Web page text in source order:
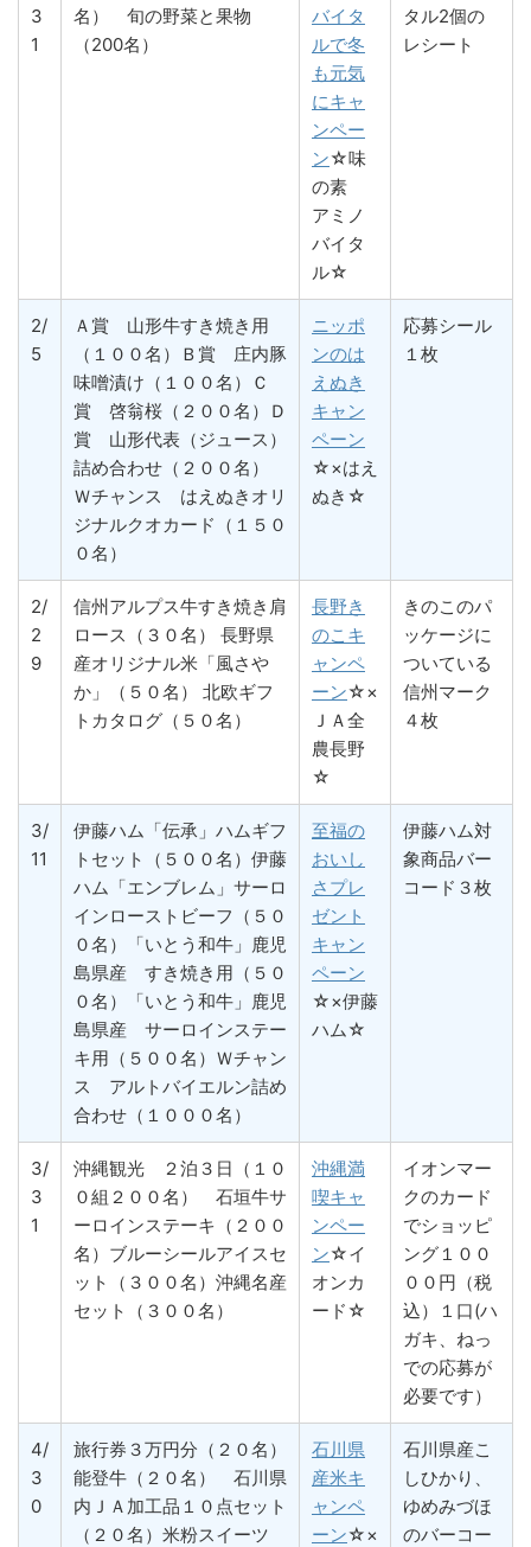
3
1
名） 旬の野菜と果物
（200名）
バイタ
ルで冬
も元気
にキャ
ンペー
ン☆味
の素
アミノ
バイタ
ル☆
タル2個の
レシート
2/
5
Ａ賞 山形牛すき焼き用
（１００名）Ｂ賞 庄内豚
味噌漬け（１００名）Ｃ
賞 啓翁桜（２００名）Ｄ
賞 山形代表（ジュース）
詰め合わせ（２００名）
Ｗチャンス はえぬきオリ
ジナルクオカード（１５０
０名）
ニッポ
ンのは
えぬき
キャン
ペーン
☆×はえ
ぬき☆
応募シール
１枚
2/
2
9
信州アルプス牛すき焼き肩
ロース（３０名） 長野県
産オリジナル米「風さや
か」（５０名） 北欧ギフ
トカタログ（５０名）
長野き
のこキ
ャンペ
ーン☆×
ＪＡ全
農長野
☆
きのこのパ
ッケージに
ついている
信州マーク
４枚
3/
11
伊藤ハム「伝承」ハムギフ
トセット（５００名）伊藤
ハム「エンブレム」サーロ
インローストビーフ（５０
０名）「いとう和牛」鹿児
島県産 すき焼き用（５０
０名）「いとう和牛」鹿児
島県産 サーロインステー
キ用（５００名）Ｗチャン
ス アルトバイエルン詰め
合わせ（１０００名）
至福の
おいし
さプレ
ゼント
キャン
ペーン
☆×伊藤
ハム☆
伊藤ハム対
象商品バー
コード３枚
3/
3
1
沖縄観光 ２泊３日（１０
０組２００名） 石垣牛サ
ーロインステーキ（２００
名）ブルーシールアイスセ
ット（３００名）沖縄名産
セット（３００名）
沖縄満
喫キャ
ンペー
ン☆イ
オンカ
ード☆
イオンマー
クのカード
でショッピ
ング１００
００円（税
込）１口(ハ
ガキ、ねっ
での応募が
必要です）
4/
3
0
旅行券３万円分（２０名）
能登牛（２０名） 石川県
内ＪＡ加工品１０点セット
（２０名）米粉スイーツ
石川県
産米キ
ャンペ
ーン☆×
石川県産こ
しひかり、
ゆめみづほ
のバーコー